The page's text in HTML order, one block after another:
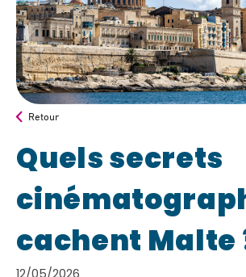
Retour
Quels secrets
cachent Malte
12/05/2026